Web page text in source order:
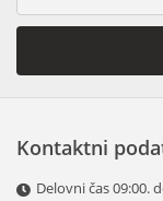
Kontaktni
Delovni čas 09:00.